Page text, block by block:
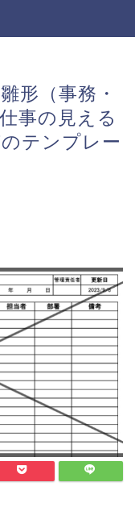
形（事務・
事の見える
テンプレー